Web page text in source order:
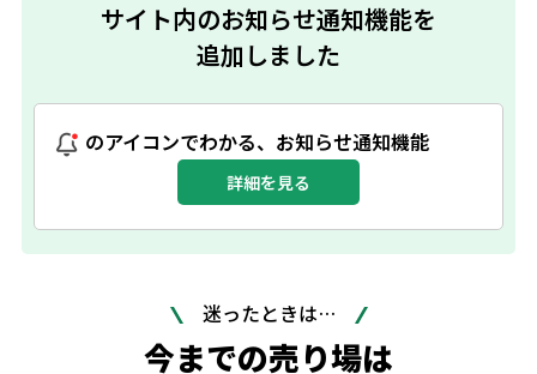
サイト内のお知らせ通知機能を
追加しました
のアイコンでわかる、お知らせ通知機能
詳細を見る
迷ったときは…
今までの売り場は